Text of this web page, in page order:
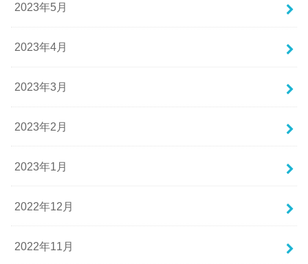
2023年5月
2023年4月
2023年3月
2023年2月
2023年1月
2022年12月
2022年11月